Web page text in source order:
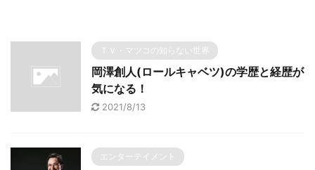
ＴＶ・マツコの知らない世界
岡澤創人(ロールキャベツ)の学歴と経歴が
気になる！
2021/8/13
エンターテイメント